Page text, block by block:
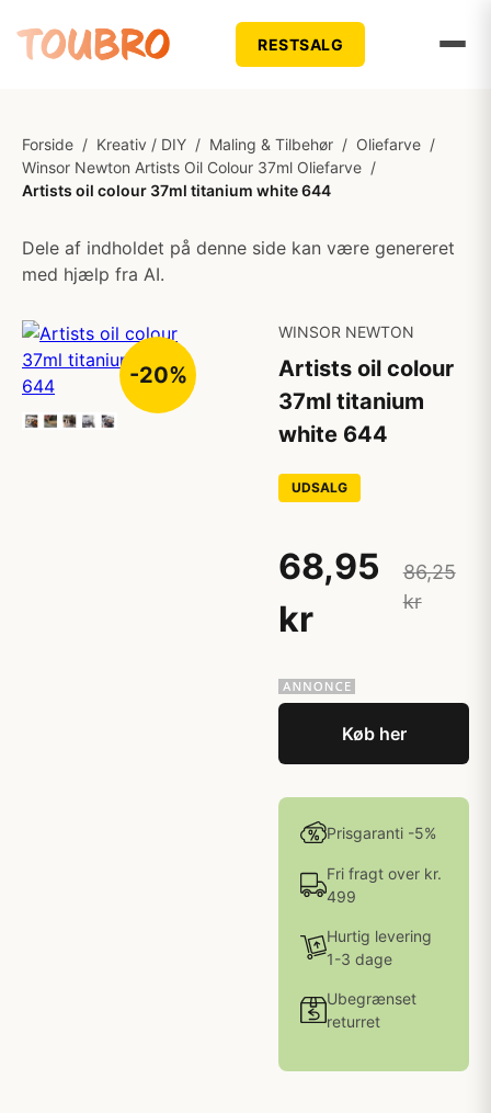
RESTSALG
Forside / Kreativ / DIY / Maling & Tilbehør / Oliefarve /
Winsor Newton Artists Oil Colour 37ml Oliefarve /
Artists oil colour 37ml titanium white 644
Dele af indholdet på denne side kan være genereret
med hjælp fra AI.
-20%
WINSOR NEWTON
Artists oil colour
37ml titanium
white 644
UDSALG
68,95
kr
86,25
kr
Køb her
Prisgaranti -5%
Fri fragt over kr.
499
Hurtig levering
1-3 dage
Ubegrænset
returret